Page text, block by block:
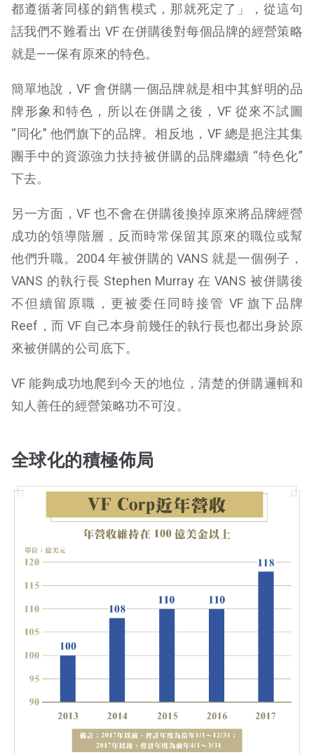
都遵循著同樣的銷售模式，那就死定了」，從這句
話我們不難看出 VF 在併購後對每個品牌的經營策略
就是——保有原來的特色。
簡單地說，VF 會併購一個品牌就是相中其鮮明的品
牌形象和特色，所以在併購之後，VF 從來不試圖
“同化” 他們旗下的品牌。相反地，VF 總是挹注其集
團手中的資源強力扶持被併購的品牌繼續 “特色化”
下去。
另一方面，VF 也不會在併購後換掉原來將品牌經營
成功的領導階層，反而時常保留其原來的職位或幫
他們升職。2004 年被併購的 VANS 就是一個例子，
VANS 的執行長 Stephen Murray 在 VANS 被併購後
不但續留原職，更被委任同時接管 VF 旗下品牌
Reef，而 VF 自己本身前幾任的執行長也都出身於原
來被併購的公司底下。
VF 能夠成功地爬到今天的地位，清楚的併購邏輯和
知人善任的經營策略功不可沒。
全球化的積極佈局